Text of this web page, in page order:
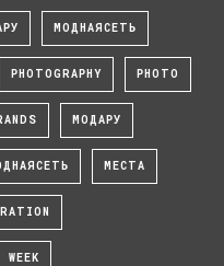
МОДНАЯСЕТЬ
PHOTOGRAPHY PHOTO
МОДАРУ
МЕСТА